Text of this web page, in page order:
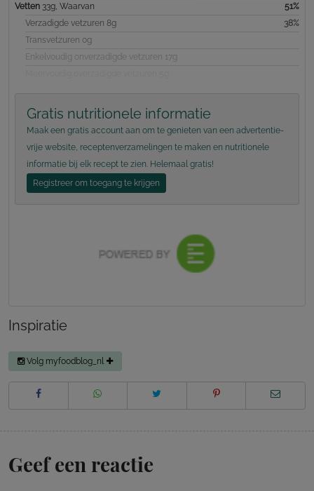
Vetten 33g, Waarvan
51%
Verzadigde vetzuren 8g
38%
Transvetzuren 0g
Enkelvoudig onverzadigde vetzuren 17g
Gratis nutritionele informatie
Maak een gratis account aan om te genieten van een advertentie-
vrije website, receptenverzamelingen te maken en nutritionele
informatie bij elk recept te zien. Helemaal gratis!
Registreer om toegang te krijgen
Inspiratie
Volg myfoodblog_nl
Geef een reactie